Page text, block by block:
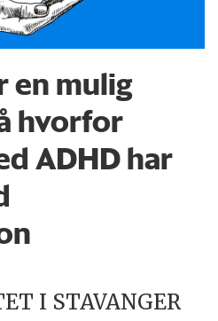
en mulig
hvorfor
ADHD har
I STAVANGER